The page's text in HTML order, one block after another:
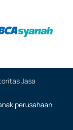
Jasa
perusahaan